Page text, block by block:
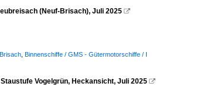
(Neuf-Brisach), Juli 2025 
Binnenschiffe / GMS - Gütermotorschiffe / I
Vogelgrün, Heckansicht, Juli 2025 